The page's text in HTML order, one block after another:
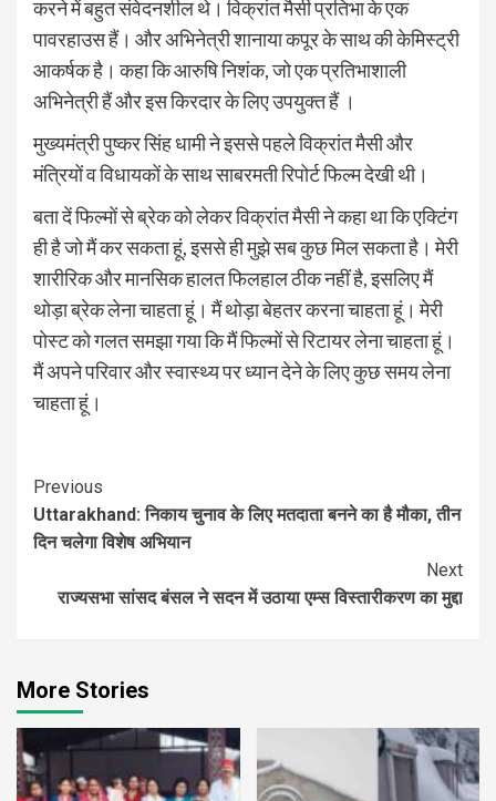
करने में बहुत संवेदनशील थे। विक्रांत मैसी प्रतिभा के एक
पावरहाउस हैं। और अभिनेत्री शानाया कपूर के साथ की केमिस्ट्री
आकर्षक है। कहा कि आरुषि निशंक, जो एक प्रतिभाशाली
अभिनेत्री हैं और इस किरदार के लिए उपयुक्त हैं ।
मुख्यमंत्री पुष्कर सिंह धामी ने इससे पहले विक्रांत मैसी और
मंत्रियों व विधायकों के साथ साबरमती रिपोर्ट फिल्म देखी थी।
बता दें फिल्मों से ब्रेक को लेकर विक्रांत मैसी ने कहा था कि एक्टिंग
ही है जो मैं कर सकता हूं, इससे ही मुझे सब कुछ मिल सकता है। मेरी
शारीरिक और मानसिक हालत फिलहाल ठीक नहीं है, इसलिए मैं
थोड़ा ब्रेक लेना चाहता हूं। मैं थोड़ा बेहतर करना चाहता हूं। मेरी
पोस्ट को गलत समझा गया कि मैं फिल्मों से रिटायर लेना चाहता हूं।
मैं अपने परिवार और स्वास्थ्य पर ध्यान देने के लिए कुछ समय लेना
चाहता हूं।
Continue
Reading
Previous
Uttarakhand: निकाय चुनाव के लिए मतदाता बनने का है मौका, तीन
दिन चलेगा विशेष अभियान
Next
राज्यसभा सांसद बंसल ने सदन में उठाया एम्स विस्तारीकरण का मुद्दा
More Stories